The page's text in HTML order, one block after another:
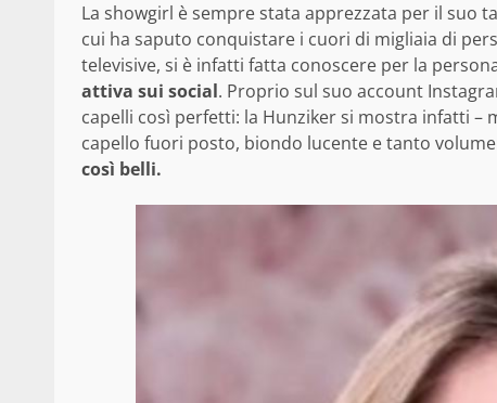
La showgirl è sempre stata apprezzata per il suo
cui ha saputo conquistare i cuori di migliaia di
televisive, si è infatti fatta conoscere per la
attiva sui social. Proprio sul suo account
capelli così perfetti: la Hunziker si mostra infatti –
capello fuori posto, biondo lucente e tanto
così belli.